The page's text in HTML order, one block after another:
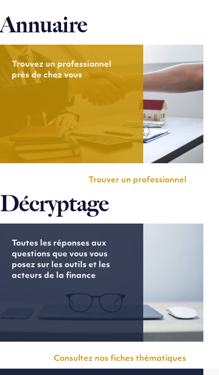
Annuaire
Trouvez un professionnel
près de chez vous
Trouver un professionnel
Décryptage
Toutes les réponses aux
questions que vous vous
posez sur les outils et les
acteurs de la finance
Consultez nos fiches thématiques